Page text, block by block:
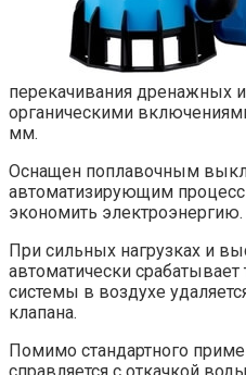
перекачивания дренажных
органическими
мм.
Оснащен поплавочным
автоматизирующим
экономить электроэнергию.
При сильных нагрузках и
автоматически
системы в воздухе
клапана.
Помимо стандартного